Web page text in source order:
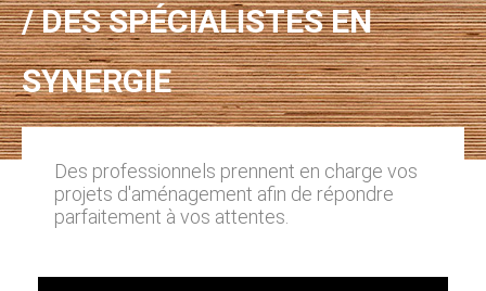
/ DES SPÉCIALISTES EN
SYNERGIE
Des professionnels prennent en charge vos
projets d'aménagement afin de répondre
parfaitement à vos attentes.